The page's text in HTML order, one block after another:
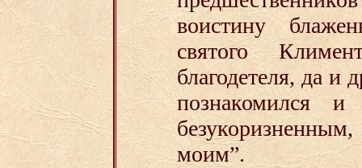
воистину
святого
благодетеля, да и
познакомился
моим”.